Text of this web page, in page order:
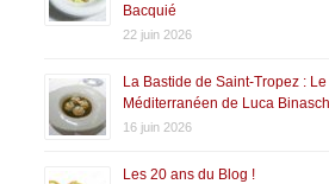
Bacquié
22 juin 2026
La Bastide de Saint-Tropez : Le
Méditerranéen de Luca
16 juin 2026
Les 20 ans du Blog !